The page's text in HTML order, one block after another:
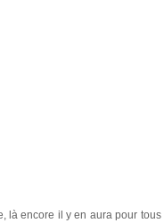
là encore il y en aura pour